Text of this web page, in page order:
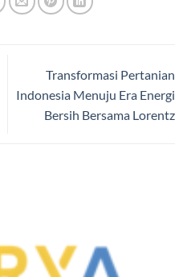
Transformasi Pertanian
Indonesia Menuju Era Energi
Bersih Bersama Lorentz